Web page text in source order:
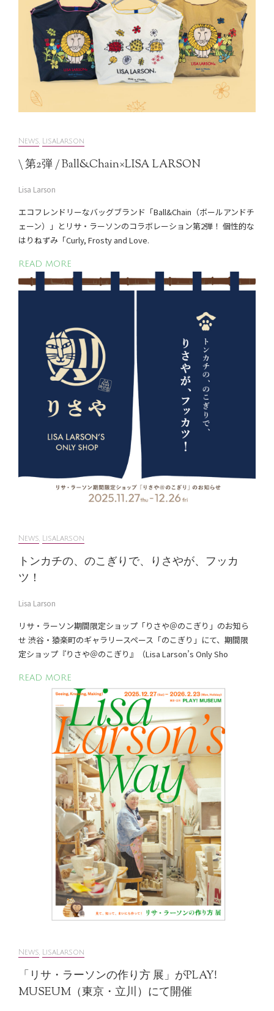
News, LisaLarson
\ 第2弾 / Ball&Chain×LISA LARSON
Lisa Larson
エコフレンドリーなバッグブランド「Ball&Chain（ボールアンドチ
ェーン）」とリサ・ラーソンのコラボレーション第2弾！ 個性的な
はりねずみ「Curly, Frosty and Love.
READ MORE
News, LisaLarson
トンカチの、のこぎりで、りさやが、フッカ
ツ！
Lisa Larson
リサ・ラーソン期間限定ショップ「りさや＠のこぎり」のお知ら
せ 渋谷・猿楽町のギャラリースペース「のこぎり」にて、期間限
定ショップ『りさや＠のこぎり』（Lisa Larson’s Only Sho
READ MORE
News, LisaLarson
「リサ・ラーソンの作り方 展」がPLAY!
MUSEUM（東京・立川）にて開催